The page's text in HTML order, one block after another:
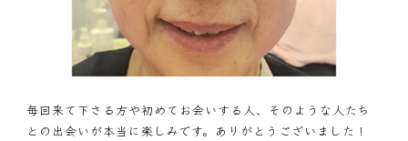
毎回来て下さる方や初めてお会いする人、そのような人たち
との出会いが本当に楽しみです。ありがとうございました！